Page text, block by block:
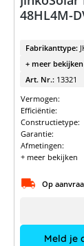
48HL4M-
Fabrikanttype:
+ meer bekijken
Art. Nr.: 13321
Vermogen:
Efficiëntie:
Constructietype:
Garantie:
Afmetingen:
+ meer bekijken
Op
Meld je